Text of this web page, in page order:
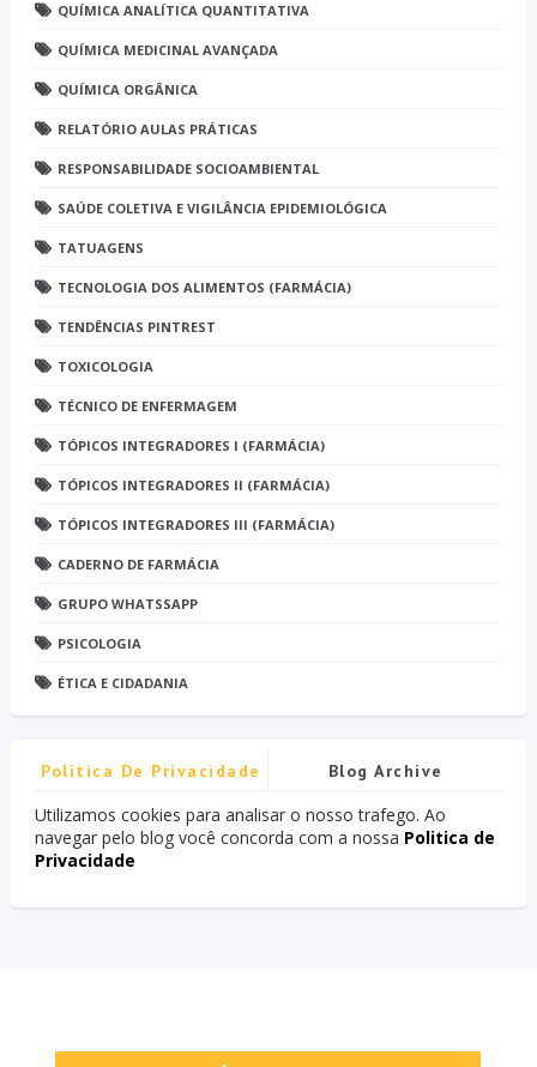
QUÍMICA ANALÍTICA QUANTITATIVA
QUÍMICA MEDICINAL AVANÇADA
QUÍMICA ORGÂNICA
RELATÓRIO AULAS PRÁTICAS
RESPONSABILIDADE SOCIOAMBIENTAL
SAÚDE COLETIVA E VIGILÂNCIA EPIDEMIOLÓGICA
TATUAGENS
TECNOLOGIA DOS ALIMENTOS (FARMÁCIA)
TENDÊNCIAS PINTREST
TOXICOLOGIA
TÉCNICO DE ENFERMAGEM
TÓPICOS INTEGRADORES I (FARMÁCIA)
TÓPICOS INTEGRADORES II (FARMÁCIA)
TÓPICOS INTEGRADORES III (FARMÁCIA)
CADERNO DE FARMÁCIA
GRUPO WHATSSAPP
PSICOLOGIA
ÉTICA E CIDADANIA
Politica De Privacidade Blog Archive
Utilizamos cookies para analisar o nosso trafego. Ao
navegar pelo blog você concorda com a nossa Politica de
Privacidade